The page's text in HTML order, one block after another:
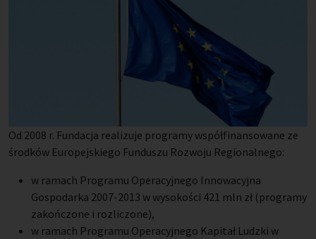
Od 2008 r. Fundacja realizuje programy współfinansowane ze
środków Europejskiego Funduszu Rozwoju Regionalnego:
w ramach Programu Operacyjnego Innowacyjna
Gospodarka 2007-2013 w wysokości 421 mln zł (programy
zakończone i rozliczone),
w ramach Programu Operacyjnego Kapitał Ludzki w